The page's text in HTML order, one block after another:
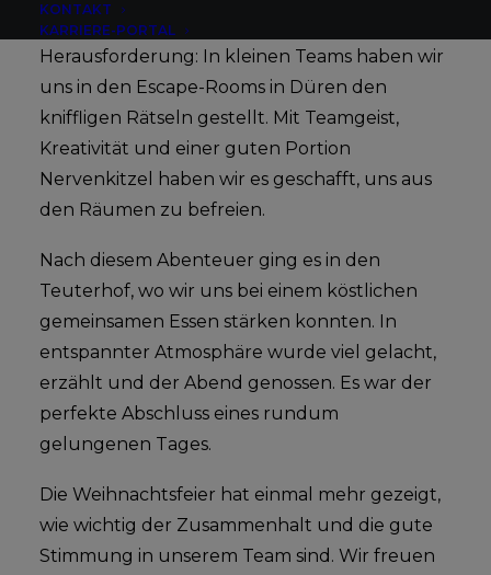
KONTAKT
KARRIERE-PORTAL
Der Nachmittag startete mit einer
Herausforderung: In kleinen Teams haben wir
uns in den Escape-Rooms in Düren den
kniffligen Rätseln gestellt. Mit Teamgeist,
Kreativität und einer guten Portion
Nervenkitzel haben wir es geschafft, uns aus
den Räumen zu befreien.
Nach diesem Abenteuer ging es in den
Teuterhof, wo wir uns bei einem köstlichen
gemeinsamen Essen stärken konnten. In
entspannter Atmosphäre wurde viel gelacht,
erzählt und der Abend genossen. Es war der
perfekte Abschluss eines rundum
gelungenen Tages.
Die Weihnachtsfeier hat einmal mehr gezeigt,
wie wichtig der Zusammenhalt und die gute
Stimmung in unserem Team sind. Wir freuen